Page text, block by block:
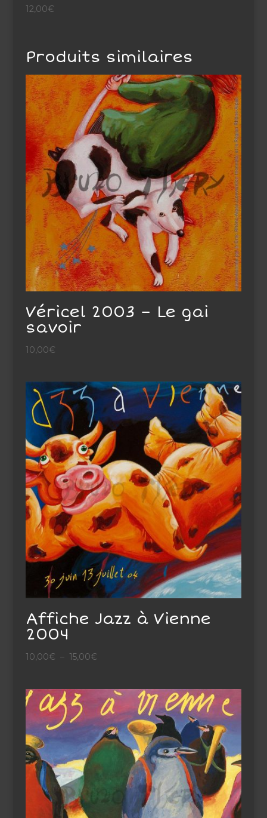
12,00€
Produits similaires
Véricel 2003 – Le gai
savoir
10,00€
Affiche Jazz à Vienne
2004
10,00€ – 15,00€Plage
10,00€
à
15,00€